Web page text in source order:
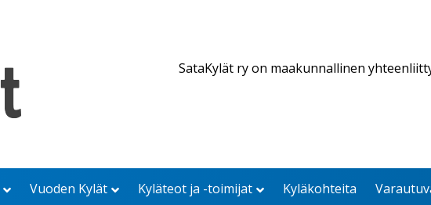
SataKylät ry on maakunnallinen
Vuoden Kylät Kyläteot ja -toimijat Kyläkohteita